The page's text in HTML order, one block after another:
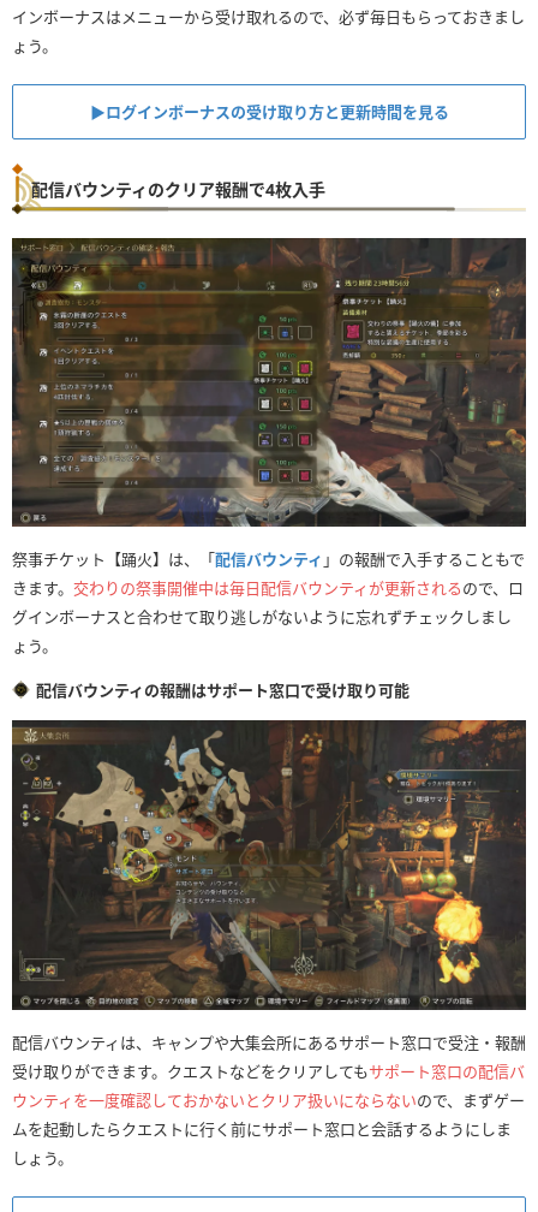
インボーナスはメニューから受け取れるので、必ず毎日もらっておきまし
ょう。
▶︎ログインボーナスの受け取り方と更新時間を見る
配信バウンティのクリア報酬で4枚入手
祭事チケット【踊火】は、「配信バウンティ 」の報酬で入手することもで
きます。 交わりの祭事開催中は毎日配信バウンティが更新されるので、ロ
グインボーナスと合わせて取り逃しがないように忘れずチェックしまし
ょう。
配信バウンティの報酬はサポート窓口で受け取り可能
配信バウンティは、キャンプや大集会所にあるサポート窓口で受注・報酬
受け取りができます。クエストなどをクリアしてもサポート窓口の配信バ
ウンティを一度確認しておかないとクリア扱いにならないので、まずゲー
ムを起動したらクエストに行く前にサポート窓口と会話するようにしま
しょう。